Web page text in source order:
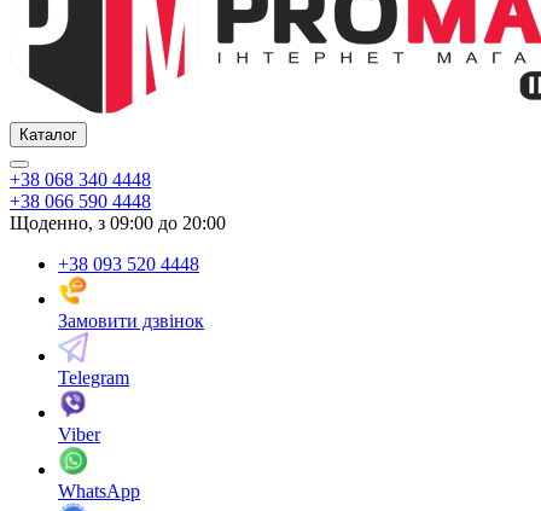
Каталог
+38 068 340 4448
+38 066 590 4448
Щоденно, з 09:00 до 20:00
+38 093 520 4448
Замовити дзвінок
Telegram
Viber
WhatsApp